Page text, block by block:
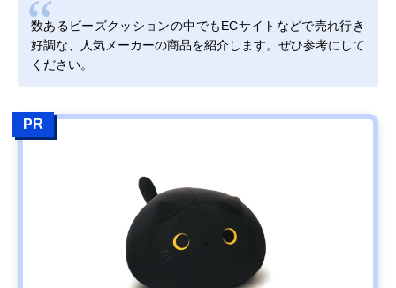
数あるビーズクッションの中でもECサイトなどで売れ行き
好調な、人気メーカーの商品を紹介します。ぜひ参考にして
ください。
PR